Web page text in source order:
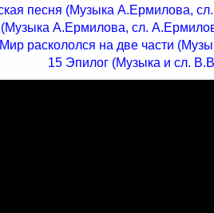
песня (Музыка А.Ермилова,
А.Ермилова, сл.
раскололся на две части
15 Эпилог (Музыка и сл.